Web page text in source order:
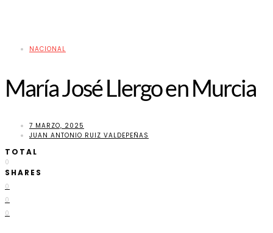
NACIONAL
María José Llergo en Murcia
7 MARZO, 2025
JUAN ANTONIO RUIZ VALDEPEÑAS
TOTAL
0
SHARES
0
0
0